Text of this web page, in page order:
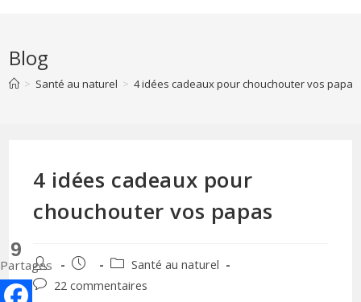
Blog
> Santé au naturel > 4 idées cadeaux pour chouchouter vos papas
4 idées cadeaux pour
chouchouter vos papas
Auteur/autrice
de
Publication
publiée :
Post
category:
Santé au naturel
Commentaires
22 commentaires
9
Partages